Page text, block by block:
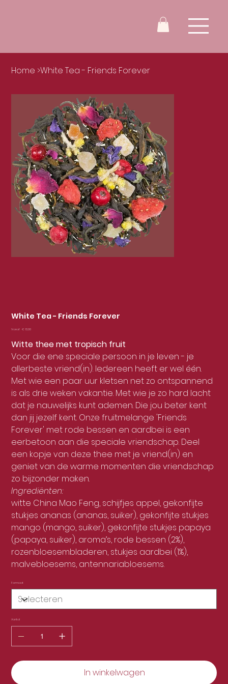
Home >White Tea - Friends Forever
White Tea - Friends Forever
Vanaf Prijs
€ 13,00
Witte thee met tropisch fruit
Voor die ene speciale persoon in je leven - je
allerbeste vriend(in). Iedereen heeft er wel één.
Met wie een paar uur kletsen net zo ontspannend
is als drie weken vakantie. Met wie je zo hard lacht
dat je nauwelijks kunt ademen. Die jou beter kent
dan jij jezelf kent. Onze fruitmelange 'Friends
Forever' met rode bessen en aardbei is een
eerbetoon aan die speciale vriendschap. Deel
een kopje van deze thee met je vriend(in) en
geniet van de warme momenten die vriendschap
zo bijzonder maken.
Ingrediënten:
witte China Mao Feng, schijfjes appel, gekonfijte
stukjes ananas (ananas, suiker), gekonfijte stukjes
mango (mango, suiker), gekonfijte stukjes papaya
(papaya, suiker), aroma’s, rode bessen (2%),
rozenbloesembladeren, stukjes aardbei (1%),
malvebloesems, antennariabloesems.
Formaat
Aantal
In winkelwagen